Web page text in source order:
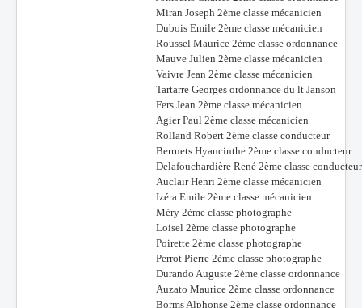
Miran Joseph 2ème classe mécanicien
Dubois Emile 2ème classe mécanicien
Roussel Maurice 2ème classe ordonnance
Mauve Julien 2ème classe mécanicien
Vaivre Jean 2ème classe mécanicien
Tartarre Georges ordonnance du lt Janson
Fers Jean 2ème classe mécanicien
Agier Paul 2ème classe mécanicien
Rolland Robert 2ème classe conducteur
Berruets Hyancinthe 2ème classe conducteur
Delafouchardière René 2ème classe conducteur
Auclair Henri 2ème classe mécanicien
Izéra Emile 2ème classe mécanicien
Méry 2ème classe photographe
Loisel 2ème classe photographe
Poirette 2ème classe photographe
Perrot Pierre 2ème classe photographe
Durando Auguste 2ème classe ordonnance
Auzato Maurice 2ème classe ordonnance
Borms Alphonse 2ème classe ordonnance